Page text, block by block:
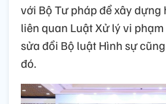
với Bộ Tư pháp để xây dựng
liên quan Luật Xử lý vi
sửa đổi Bộ luật Hình sự
đó.